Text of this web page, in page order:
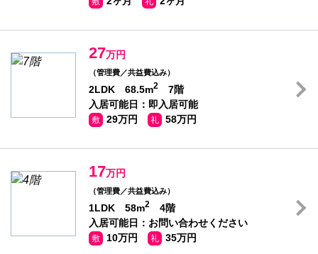
27万円
（管理費／共益費込み）
2LDK 68.5m2
7階
入居可能日：即入居可能
敷 29万円 礼 58万円
17万円
（管理費／共益費込み）
1LDK 58m2
4階
入居可能日：お問い合わせください
敷 10万円 礼 35万円